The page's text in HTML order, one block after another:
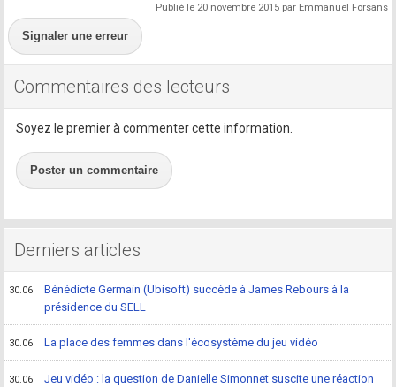
Publié le 20 novembre 2015 par Emmanuel Forsans
Signaler une erreur
Commentaires des lecteurs
Soyez le premier à commenter cette information.
Poster un commentaire
Derniers articles
30.06
Bénédicte Germain (Ubisoft) succède à James Rebours à la
présidence du SELL
30.06 La place des femmes dans l'écosystème du jeu vidéo
30.06
Jeu vidéo : la question de Danielle Simonnet suscite une réaction